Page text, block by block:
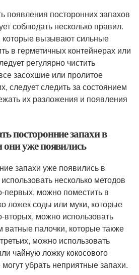
появления посторонних запахов
соблюдать несколько правил.
вызывают сильные
в герметичных контейнерах или
регулярно чистить
засохшие или пролитое
следует следить за состоянием
их разложения и появления
посторонние запахи в
они уже появились
запахи уже появились в
несколько методов
первых, можно поместить в
ложек соды или муки, которые
вторых, можно использовать
палочки, которые также
можно использовать
чайную ложку кокосового
убрать неприятные запахи.